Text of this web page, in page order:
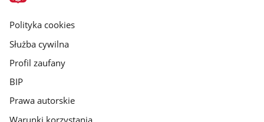
gov.pl
Polityka cookies
Służba cywilna
Profil zaufany
BIP
Prawa autorskie
Warunki korzystania